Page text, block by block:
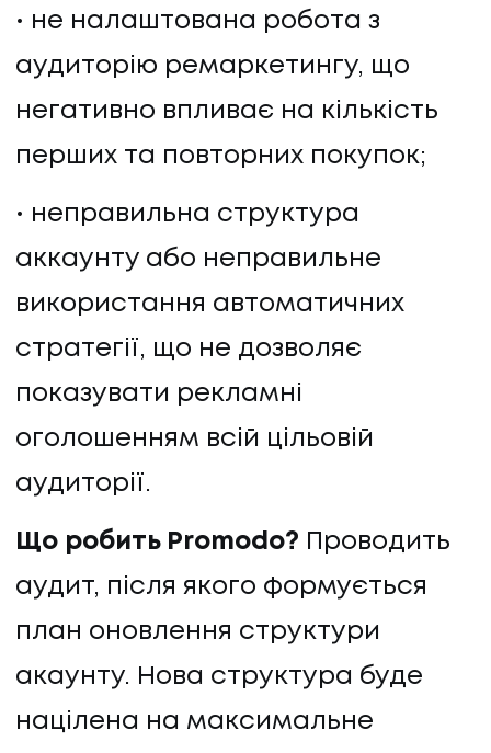
не налаштована робота з
аудиторію ремаркетингу, що
негативно впливає на кількість
перших та повторних покупок;
неправильна структура
аккаунту або неправильне
використання автоматичних
стратегії, що не дозволяє
показувати рекламні
оголошенням всій цільовій
аудиторії.
Що робить Promodo? Проводить
аудит, після якого формується
план оновлення структури
акаунту. Нова структура буде
націлена на максимальне
НАПИСАТИ НАМ